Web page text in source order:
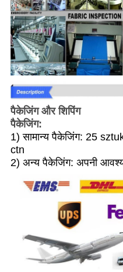
पैकेजिंग और शिपिंग
पैकेजिंग:
1) सामान्य पैकेजिंग: 25
ctn
2) अन्य पैकेजिंग: अपनी